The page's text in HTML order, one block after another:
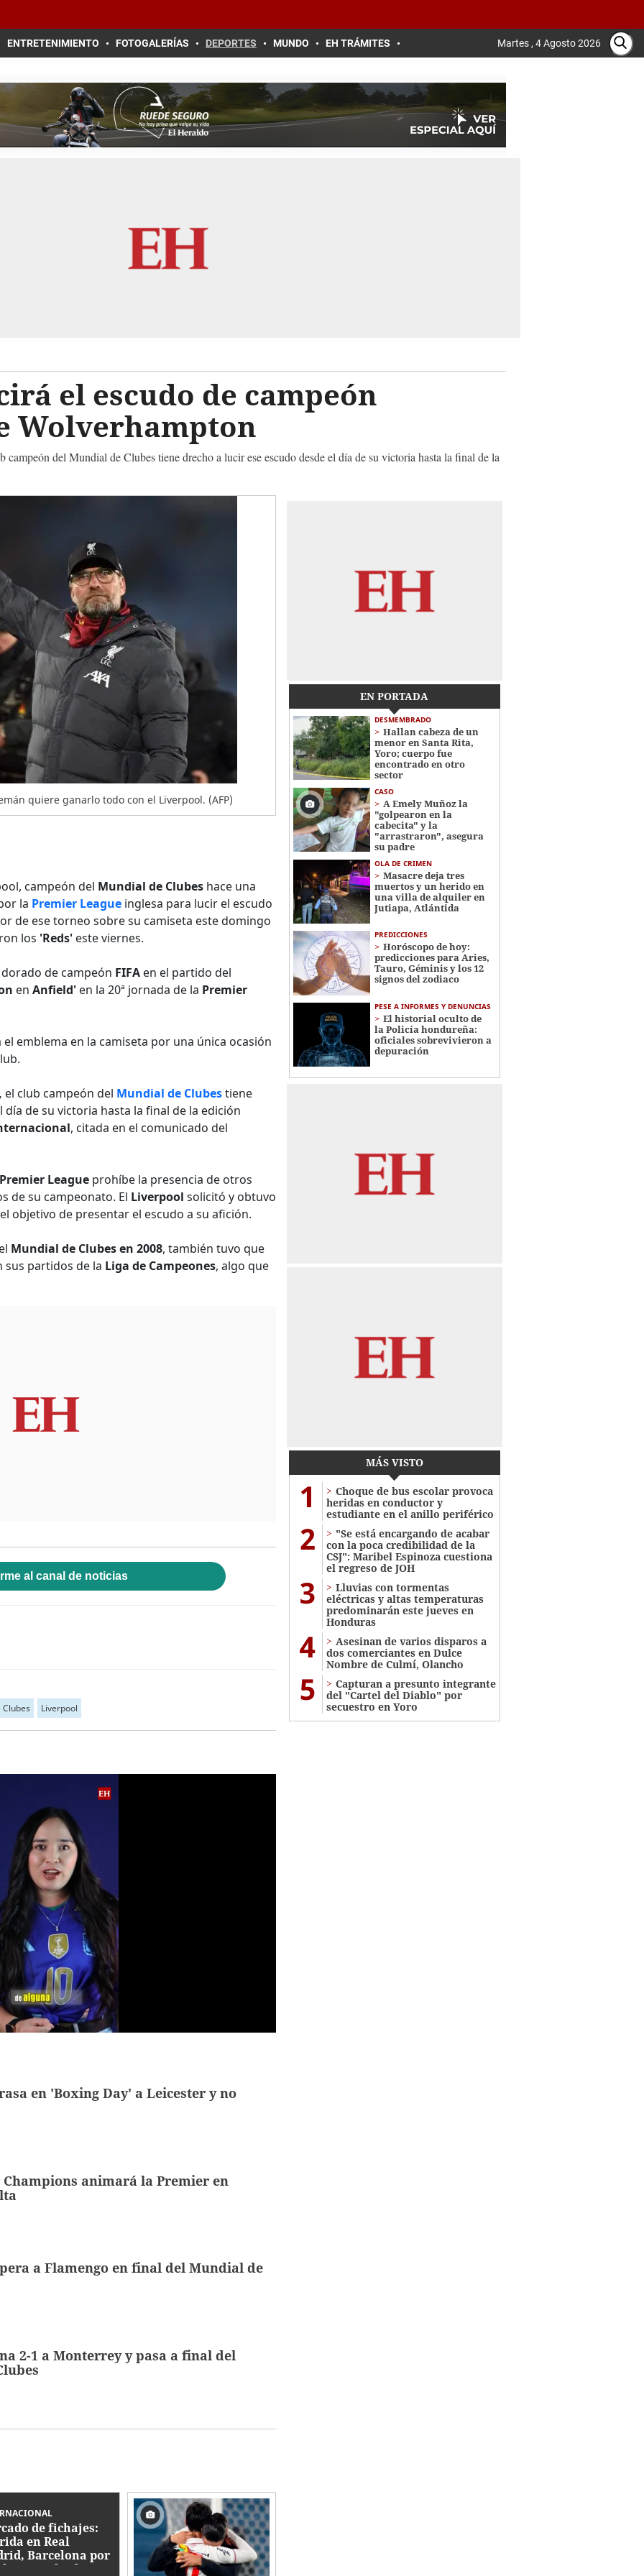
ENTRETENIMIENTO FOTOGALERÍAS DEPORTES MUNDO EH TRÁMITES Martes , 4 Agosto 2026
el escudo de campeón
Wolverhampton
del Mundial de Clubes tiene drecho a lucir ese escudo desde el día de su victoria hasta la final de la
quiere ganarlo todo con el Liverpool. (AFP)
campeón del Mundial de Clubes hace una
la Premier League inglesa para lucir el escudo
de ese torneo sobre su camiseta este domingo
los 'Reds' este viernes.
de campeón FIFA en el partido del
en Anfield' en la 20ª jornada de la Premier
emblema en la camiseta por una única ocasión
el club campeón del Mundial de Clubestiene
de su victoria hasta la final de la edición
, citada en el comunicado del
Premier League prohíbe la presencia de otros
de su campeonato. El Liverpool solicitó y obtuvo
objetivo de presentar el escudo a su afición.
Mundial de Clubes en 2008, también tuvo que
sus partidos de la Liga de Campeones, algo que
al canal de noticias
Liverpool
en 'Boxing Day' a Leicester y no
animará la Premier en
a Flamengo en final del Mundial de
2-1 a Monterrey y pasa a final del
de fichajes:
en Real
Barcelona por
y Vozinha firma
EN PORTADA
DESMEMBRADO
Hallan cabeza de un
menor en Santa Rita,
Yoro; cuerpo fue
encontrado en otro
sector
CASO
A Emely Muñoz la
"golpearon en la
cabecita" y la
"arrastraron", asegura
su padre
OLA DE CRIMEN
Masacre deja tres
muertos y un herido en
una villa de alquiler en
Jutiapa, Atlántida
PREDICCIONES
Horóscopo de hoy:
predicciones para Aries,
Tauro, Géminis y los 12
signos del zodiaco
PESE A INFORMES Y DENUNCIAS
El historial oculto de
la Policía hondureña:
oficiales sobrevivieron a
depuración
MÁS VISTO
1
Choque de bus escolar provoca
heridas en conductor y
estudiante en el anillo periférico
2
"Se está encargando de acabar
con la poca credibilidad de la
CSJ": Maribel Espinoza cuestiona
el regreso de JOH
3
Lluvias con tormentas
eléctricas y altas temperaturas
predominarán este jueves en
Honduras
4
Asesinan de varios disparos a
dos comerciantes en Dulce
Nombre de Culmí, Olancho
5
Capturan a presunto integrante
del "Cartel del Diablo" por
secuestro en Yoro